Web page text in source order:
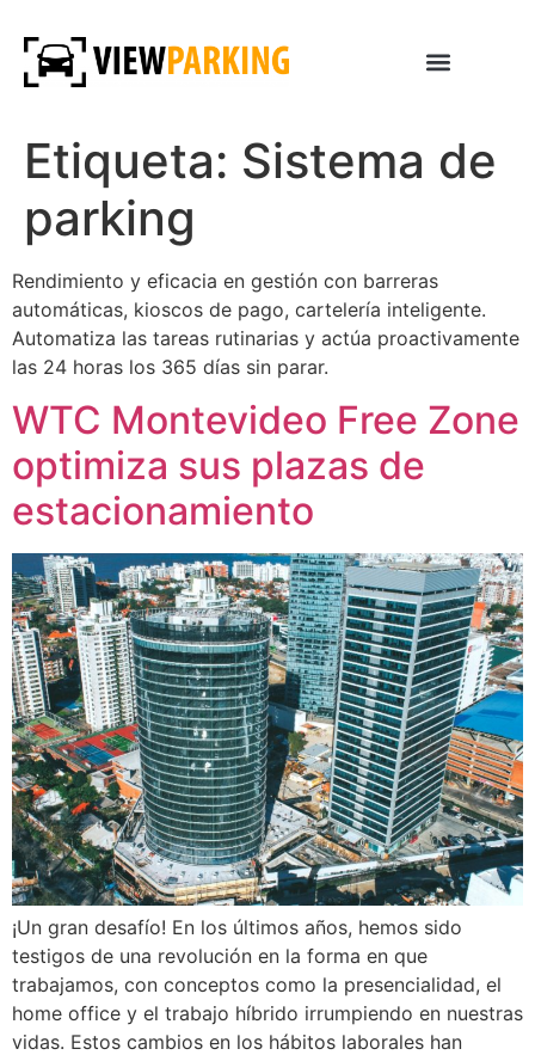
Etiqueta: Sistema de
parking
Rendimiento y eficacia en gestión con barreras
automáticas, kioscos de pago, cartelería inteligente.
Automatiza las tareas rutinarias y actúa proactivamente
las 24 horas los 365 días sin parar.
WTC Montevideo Free Zone
optimiza sus plazas de
estacionamiento
¡Un gran desafío! En los últimos años, hemos sido
testigos de una revolución en la forma en que
trabajamos, con conceptos como la presencialidad, el
home office y el trabajo híbrido irrumpiendo en nuestras
vidas. Estos cambios en los hábitos laborales han